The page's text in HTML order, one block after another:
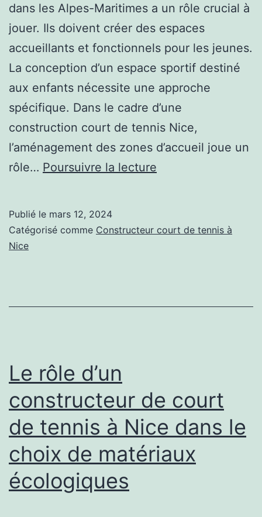
dans les Alpes-Maritimes a un rôle crucial à
jouer. Ils doivent créer des espaces
accueillants et fonctionnels pour les jeunes.
La conception d’un espace sportif destiné
aux enfants nécessite une approche
spécifique. Dans le cadre d’une
construction court de tennis Nice,
l’aménagement des zones d’accueil joue un
rôle… Poursuivre la lecture
d’Accueil
Primaires
Tennis
grâce
à
un
Publié le mars 12, 2024
Catégorisé comme Constructeur court de tennis à
Nice
Le rôle d’un
constructeur de court
de tennis à Nice dans le
choix de matériaux
écologiques